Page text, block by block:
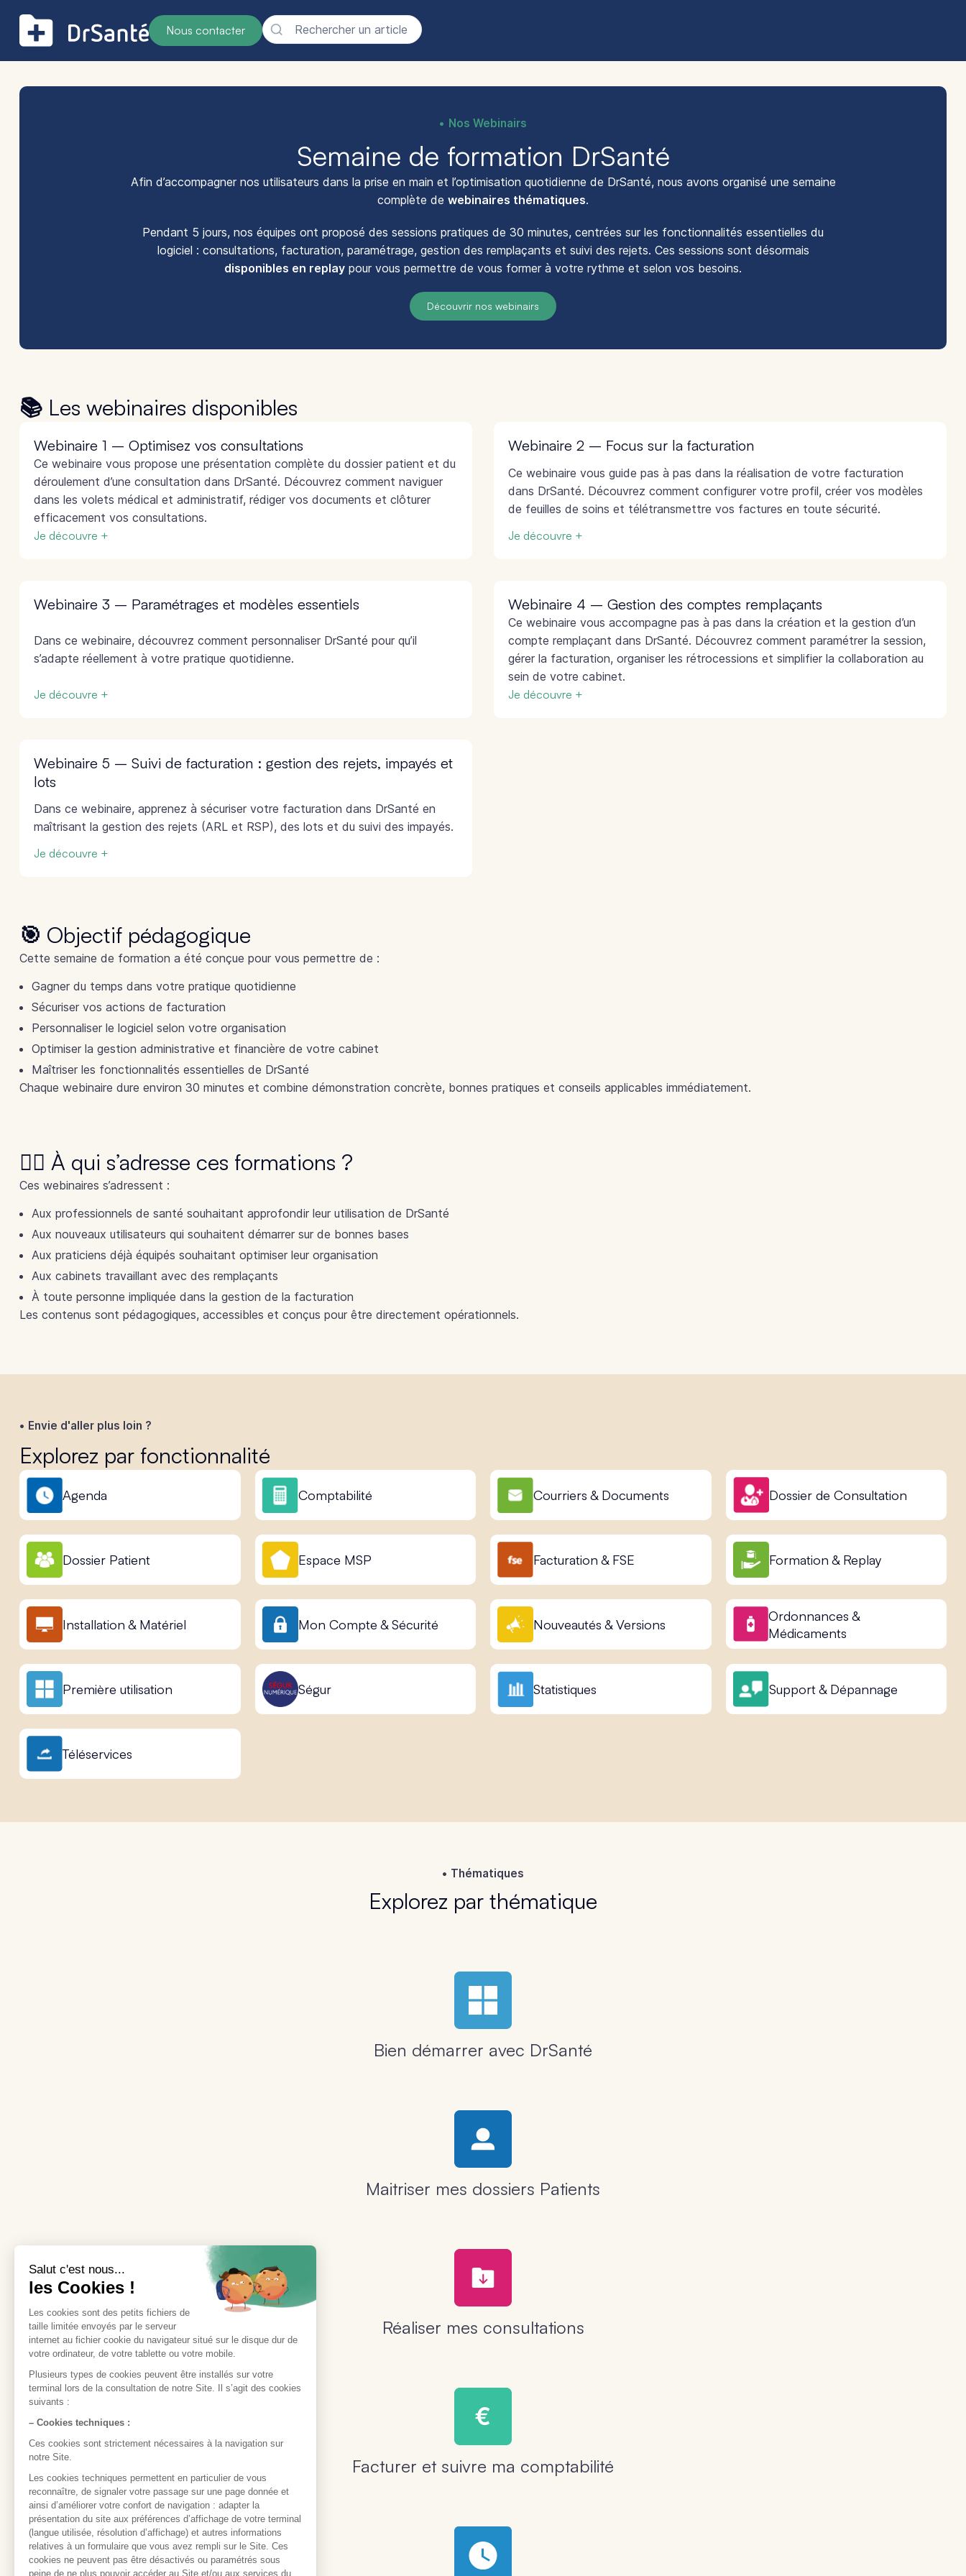
Nous contacter Rechercher un article
Nos Webinairs
Semaine de formation DrSanté
Afin d’accompagner nos utilisateurs dans la prise en main et l’optimisation quotidienne de DrSanté, nous avons organisé une semaine
complète de webinaires thématiques.
Pendant 5 jours, nos équipes ont proposé des sessions pratiques de 30 minutes, centrées sur les fonctionnalités essentielles du
logiciel : consultations, facturation, paramétrage, gestion des remplaçants et suivi des rejets. Ces sessions sont désormais
disponibles en replay pour vous permettre de vous former à votre rythme et selon vos besoins.
Découvrir nos webinairs
📚 Les webinaires disponibles
Webinaire 1 – Optimisez vos consultations
Ce webinaire vous propose une présentation complète du dossier patient et du
déroulement d’une consultation dans DrSanté. Découvrez comment naviguer
dans les volets médical et administratif, rédiger vos documents et clôturer
efficacement vos consultations.
Je découvre +
Webinaire 2 – Focus sur la facturation
Ce webinaire vous guide pas à pas dans la réalisation de votre facturation
dans DrSanté. Découvrez comment configurer votre profil, créer vos modèles
de feuilles de soins et télétransmettre vos factures en toute sécurité.
Je découvre +
Webinaire 3 – Paramétrages et modèles essentiels
Dans ce webinaire, découvrez comment personnaliser DrSanté pour qu’il
s’adapte réellement à votre pratique quotidienne.
Je découvre +
Webinaire 4 – Gestion des comptes remplaçants
Ce webinaire vous accompagne pas à pas dans la création et la gestion d’un
compte remplaçant dans DrSanté. Découvrez comment paramétrer la session,
gérer la facturation, organiser les rétrocessions et simplifier la collaboration au
sein de votre cabinet.
Je découvre +
Webinaire 5 – Suivi de facturation : gestion des rejets, impayés et
lots
Dans ce webinaire, apprenez à sécuriser votre facturation dans DrSanté en
maîtrisant la gestion des rejets (ARL et RSP), des lots et du suivi des impayés.
Je découvre +
🎯 Objectif pédagogique
Cette semaine de formation a été conçue pour vous permettre de :
Gagner du temps dans votre pratique quotidienne
Sécuriser vos actions de facturation
Personnaliser le logiciel selon votre organisation
Optimiser la gestion administrative et financière de votre cabinet
Maîtriser les fonctionnalités essentielles de DrSanté
Chaque webinaire dure environ 30 minutes et combine démonstration concrète, bonnes pratiques et conseils applicables immédiatement.
👩‍⚕️ À qui s’adresse ces formations ?
Ces webinaires s’adressent :
Aux professionnels de santé souhaitant approfondir leur utilisation de DrSanté
Aux nouveaux utilisateurs qui souhaitent démarrer sur de bonnes bases
Aux praticiens déjà équipés souhaitant optimiser leur organisation
Aux cabinets travaillant avec des remplaçants
À toute personne impliquée dans la gestion de la facturation
Les contenus sont pédagogiques, accessibles et conçus pour être directement opérationnels.
Envie d'aller plus loin ?
Explorez par fonctionnalité
Agenda Comptabilité Courriers & Documents Dossier de Consultation
Dossier Patient Espace MSP Facturation & FSE Formation & Replay
Installation & Matériel Mon Compte & Sécurité Nouveautés & Versions
Ordonnances &
Médicaments
Première utilisation Ségur Statistiques Support & Dépannage
Téléservices
Thématiques
Explorez par thématique
Bien démarrer avec DrSanté
Maitriser mes dossiers Patients
Réaliser mes consultations
Facturer et suivre ma comptabilité